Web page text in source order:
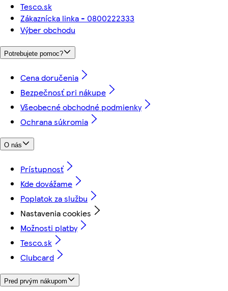
Tesco.sk
Zákaznícka linka - 0800222333
Výber obchodu
Potrebujete pomoc?
Cena doručenia
Bezpečnosť pri nákupe
Všeobecné obchodné podmienky
Ochrana súkromia
O nás
Prístupnosť
Kde dovážame
Poplatok za službu
Nastavenia cookies
Možnosti platby
Tesco.sk
Clubcard
Pred prvým nákupom